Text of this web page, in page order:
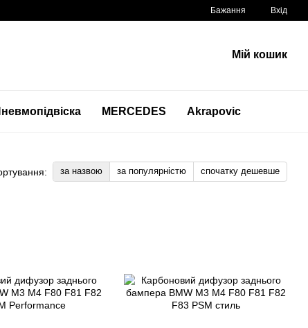
Бажання Вхід
Мій кошик
MERCEDES Akrapovic
за назвою за популярністю спочатку дешевше